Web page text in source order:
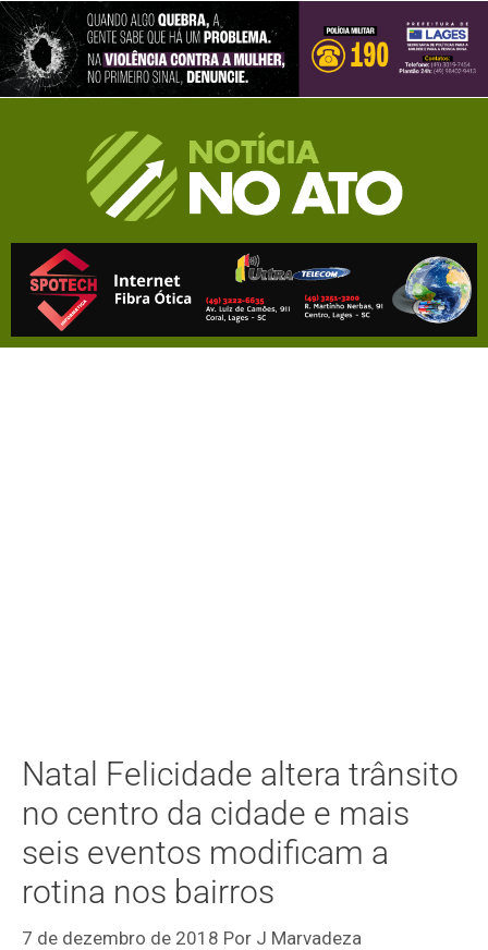
Natal Felicidade altera trânsito
no centro da cidade e mais
seis eventos modificam a
rotina nos bairros
7 de dezembro de 2018 Por J Marvadeza